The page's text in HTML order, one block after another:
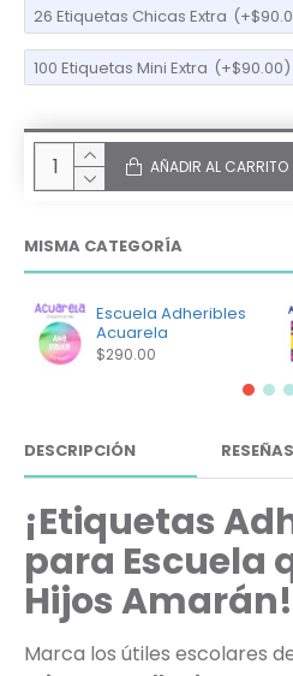
26 Etiquetas Chicas Extra
100 Etiquetas Mini Extra (+$90.00)
AÑADIR AL CARRITO
MISMA CATEGORÍA
Escuela Adheribles
Acuarela
$290.00
DESCRIPCIÓN RESEÑAS
¡Etiquetas
para Escuela
Hijos Amarán!
Marca los útiles escolares